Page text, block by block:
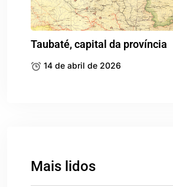
Taubaté, capital da província
14 de abril de 2026
Mais lidos